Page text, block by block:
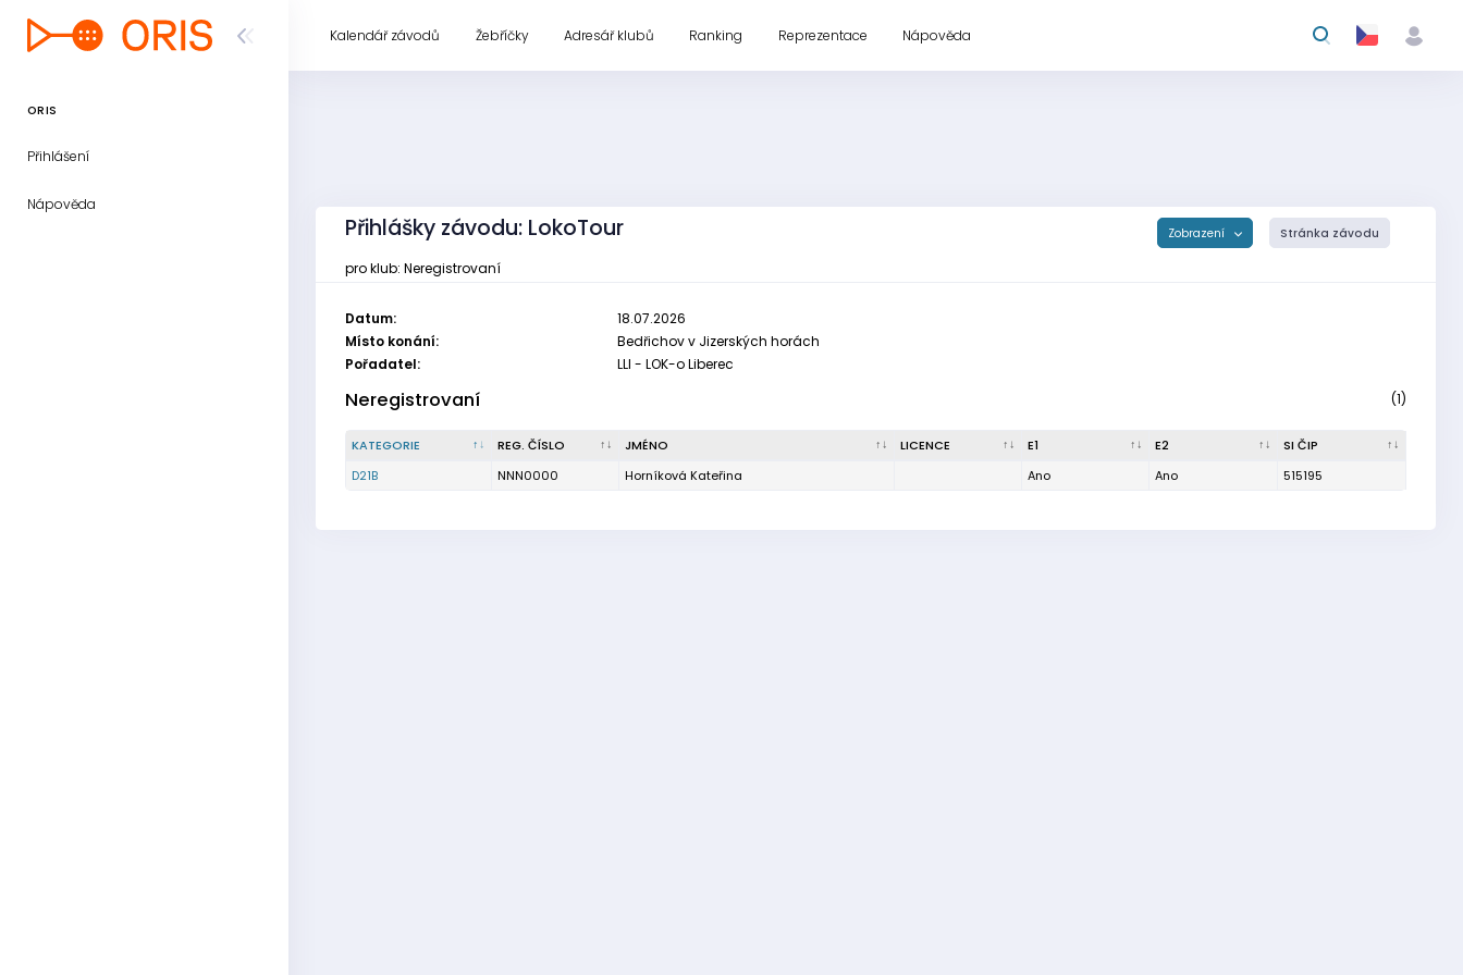
ORIS
Přihlášení
Nápověda
Kalendář závodů Žebříčky Adresář klubů Ranking Reprezentace Nápověda
Přihlášky závodu: LokoTour Zobrazení Stránka závodu
pro klub: Neregistrovaní
Datum:
18.07.2026
Místo konání:
Bedřichov v Jizerských horách
Pořadatel:
LLI - LOK-o Liberec
Neregistrovaní (1)
KATEGORIE REG. ČÍSLO JMÉNO LICENCE E1 E2
SI ČIP
D21B
NNN0000 Horníková Kateřina Ano Ano 515195